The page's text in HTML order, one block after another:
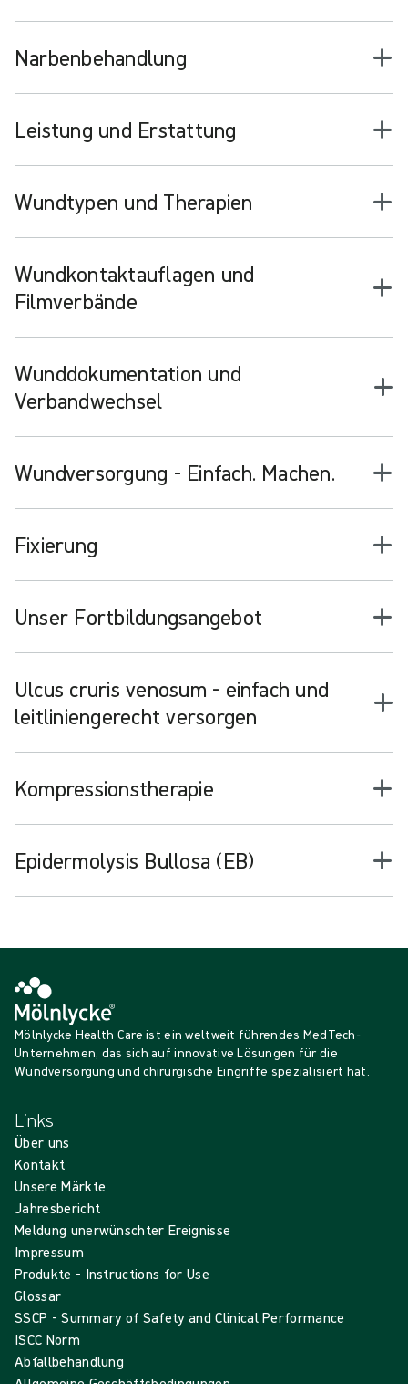
Narbenbehandlung
Leistung und Erstattung
Wundtypen und Therapien
Wundkontaktauflagen und
Filmverbände
Wunddokumentation und
Verbandwechsel
Wundversorgung - Einfach. Machen.
Fixierung
Unser Fortbildungsangebot
Ulcus cruris venosum - einfach und
leitliniengerecht versorgen
Kompressionstherapie
Epidermolysis Bullosa (EB)
Mölnlycke Health Care ist ein weltweit führendes MedTech-
Unternehmen, das sich auf innovative Lösungen für die
Wundversorgung und chirurgische Eingriffe spezialisiert hat.
Links
Über uns
Kontakt
Unsere Märkte
Jahresbericht
Meldung unerwünschter Ereignisse
Impressum
Produkte - Instructions for Use
Glossar
SSCP - Summary of Safety and Clinical Performance
ISCC Norm
Abfallbehandlung